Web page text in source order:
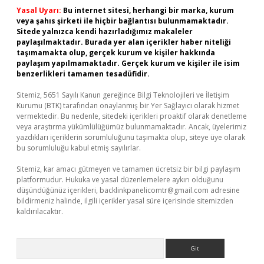
Yasal Uyarı: Bu internet sitesi, herhangi bir marka, kurum
veya şahıs şirketi ile hiçbir bağlantısı bulunmamaktadır.
Sitede yalnızca kendi hazırladığımız makaleler
paylaşılmaktadır. Burada yer alan içerikler haber niteliği
taşımamakta olup, gerçek kurum ve kişiler hakkında
paylaşım yapılmamaktadır. Gerçek kurum ve kişiler ile isim
benzerlikleri tamamen tesadüfidir.
Sitemiz, 5651 Sayılı Kanun gereğince Bilgi Teknolojileri ve İletişim
Kurumu (BTK) tarafından onaylanmış bir Yer Sağlayıcı olarak hizmet
vermektedir. Bu nedenle, sitedeki içerikleri proaktif olarak denetleme
veya araştırma yükümlülüğümüz bulunmamaktadır. Ancak, üyelerimiz
yazdıkları içeriklerin sorumluluğunu taşımakta olup, siteye üye olarak
bu sorumluluğu kabul etmiş sayılırlar.
Sitemiz, kar amacı gütmeyen ve tamamen ücretsiz bir bilgi paylaşım
platformudur. Hukuka ve yasal düzenlemelere aykırı olduğunu
düşündüğünüz içerikleri, backlinkpanelicomtr@gmail.com adresine
bildirmeniz halinde, ilgili içerikler yasal süre içerisinde sitemizden
kaldırılacaktır.